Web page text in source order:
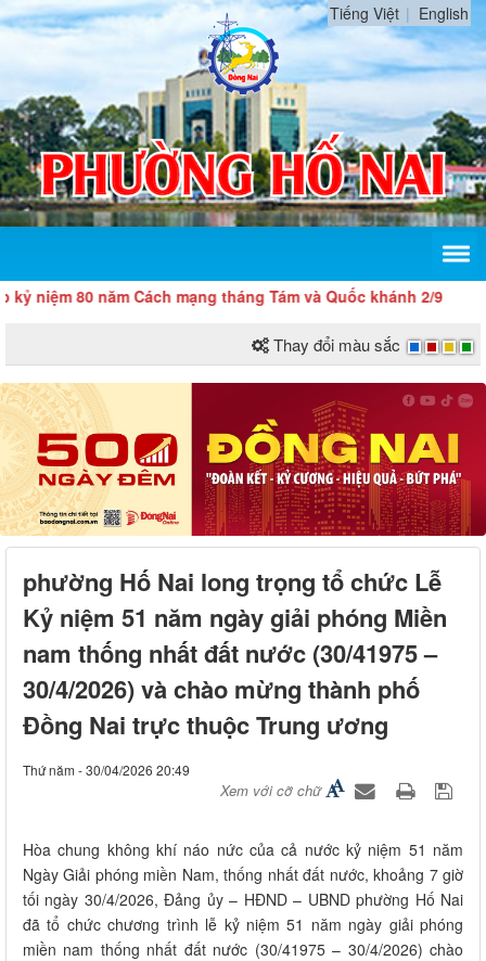
Tiếng Việt English
Cách mạng tháng Tám và Quốc khánh 2/9
Thay đổi màu sắc
phường Hố Nai long trọng tổ chức Lễ
Kỷ niệm 51 năm ngày giải phóng Miền
nam thống nhất đất nước (30/41975 –
30/4/2026) và chào mừng thành phố
Đồng Nai trực thuộc Trung ương
Thứ năm - 30/04/2026 20:49
Xem với cỡ chữ
Hòa chung không khí náo nức của cả nước kỷ niệm 51 năm
Ngày Giải phóng miền Nam, thống nhất đất nước, khoảng 7 giờ
tối ngày 30/4/2026, Đảng ủy – HĐND – UBND phường Hố Nai
đã tổ chức chương trình lễ kỷ niệm 51 năm ngày giải phóng
miền nam thống nhất đất nước (30/41975 – 30/4/2026) chào